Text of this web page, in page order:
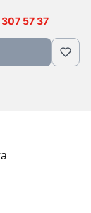
57 37